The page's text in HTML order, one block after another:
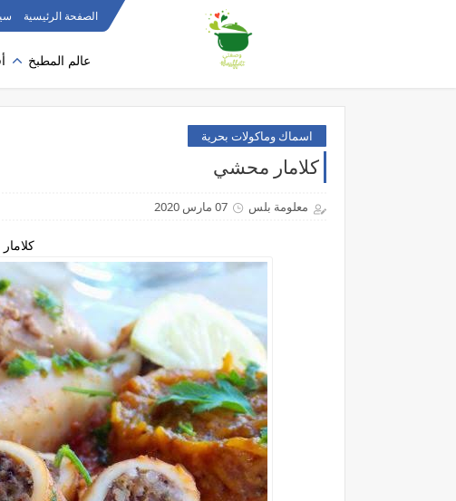
الصفحة الرئيسية
عالم المطبخ
اسماك وماكولات بحرية
كلامار محشي
معلومة بلس 07 مارس 2020